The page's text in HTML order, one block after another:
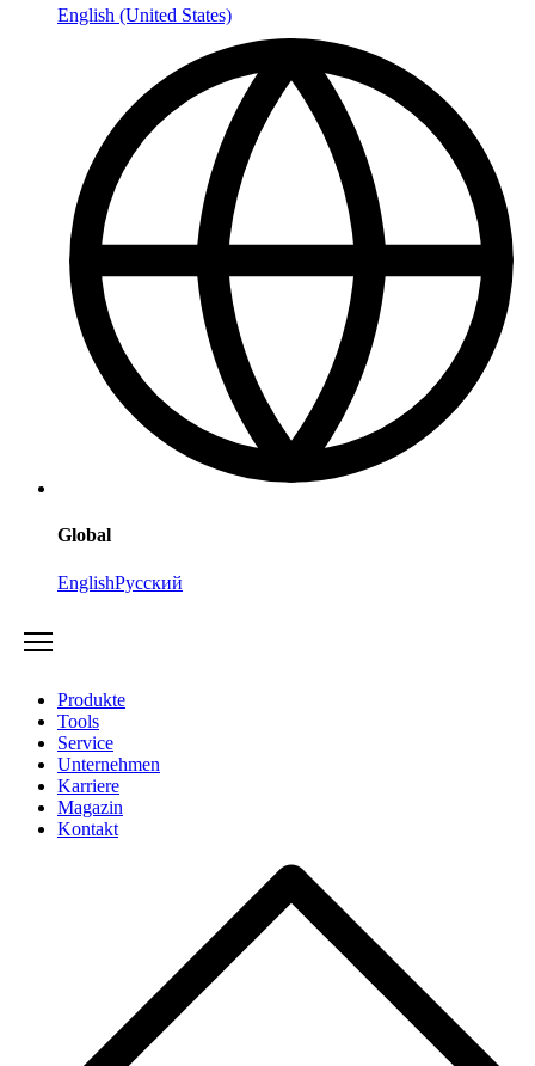
English (United States)
Global
EnglishРусский
Produkte
Tools
Service
Unternehmen
Karriere
Magazin
Kontakt